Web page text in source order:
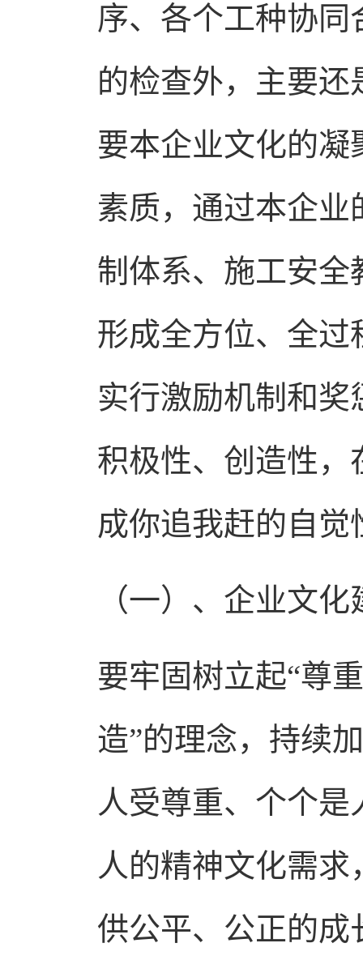
序、各个工种协
的检查外，主要
要本企业文化的
素质，通过本企
制体系、施工安
形成全方位、全
实行激励机制和
积极性、创造性
成你追我赶的自
（一）、企业文
要牢固树立起“尊
造”的理念，持续
人受尊重、个个
人的精神文化需
供公平、公正的